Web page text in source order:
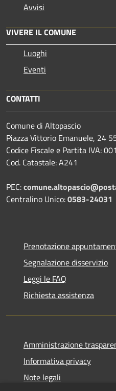
Avvisi
VIVERE IL COMUNE
Luoghi
Eventi
CONTATTI
Comune di Altopascio
Piazza Vittorio Emanuele, 24
Codice Fiscale e Partita IVA:
Cod. Catastale: A241
PEC:
Centralino Unico:0583-24031
Prenotazione
Segnalazione disservizio
Leggi le FAQ
Richiesta assistenza
Amministrazione
Informativa privacy
Note legali